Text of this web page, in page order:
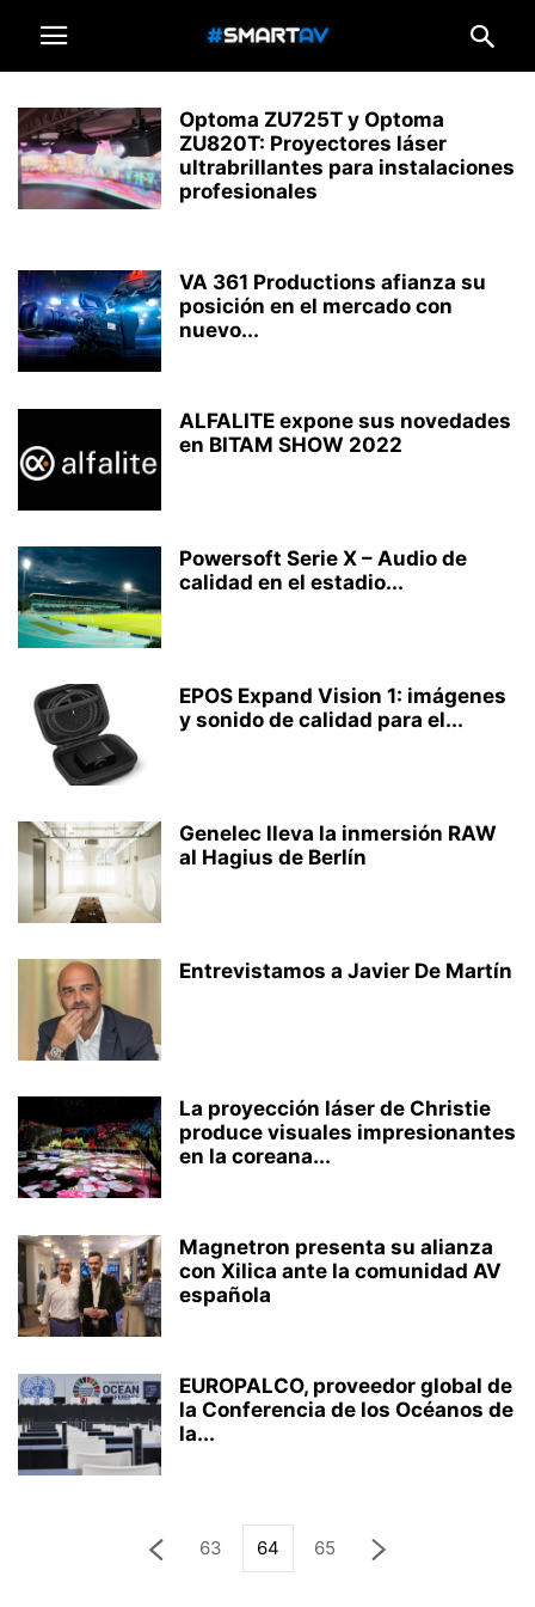
Optoma ZU725T y Optoma
ZU820T: Proyectores láser
ultrabrillantes para instalaciones
profesionales
VA 361 Productions afianza su
posición en el mercado con
nuevo...
ALFALITE expone sus novedades
en BITAM SHOW 2022
Powersoft Serie X – Audio de
calidad en el estadio...
EPOS Expand Vision 1: imágenes
y sonido de calidad para el...
Genelec lleva la inmersión RAW
al Hagius de Berlín
Entrevistamos a Javier De Martín
La proyección láser de Christie
produce visuales impresionantes
en la coreana...
Magnetron presenta su alianza
con Xilica ante la comunidad AV
española
EUROPALCO, proveedor global de
la Conferencia de los Océanos de
la...
63 64 65